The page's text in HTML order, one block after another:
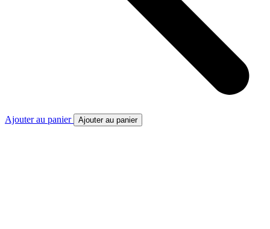
Ajouter au panier Ajouter au panier